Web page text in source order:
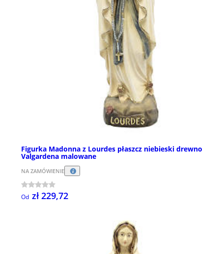
Figurka Madonna z Lourdes płaszcz niebieski drewno
Valgardena malowane
NA ZAMÓWIENIE
Od zł 229,72